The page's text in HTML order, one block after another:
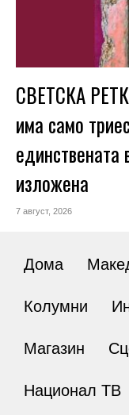
СВЕТСКА
има само
единствената
изложена
7 август, 2026
Дома
Колумни
Магазин
Национал ТВ